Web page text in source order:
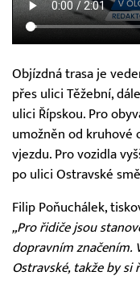
Objízdná trasa je
přes ulici Těžební,
ulici Řípskou. Pro
umožněn od kruhové
vjezdu. Pro vozidla
po ulici Ostravské
Filip Poňuchálek,
„Pro řidiče jsou
dopravním značením.
Ostravské, takže by si